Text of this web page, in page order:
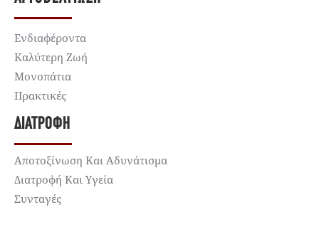
Ενδιαφέροντα
Καλύτερη Ζωή
Μονοπάτια
Πρακτικές
ΔΙΑΤΡΟΦΉ
Αποτοξίνωση Και Αδυνάτισμα
Διατροφή Και Υγεία
Συνταγές